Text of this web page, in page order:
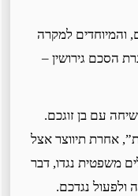
והמיוחדים למקרה
הסכם גירושין –
עם בן זוגכם.
אחרת תיווצר אצל
משפטית נגדו, דבר
ולפעול נגדכם.